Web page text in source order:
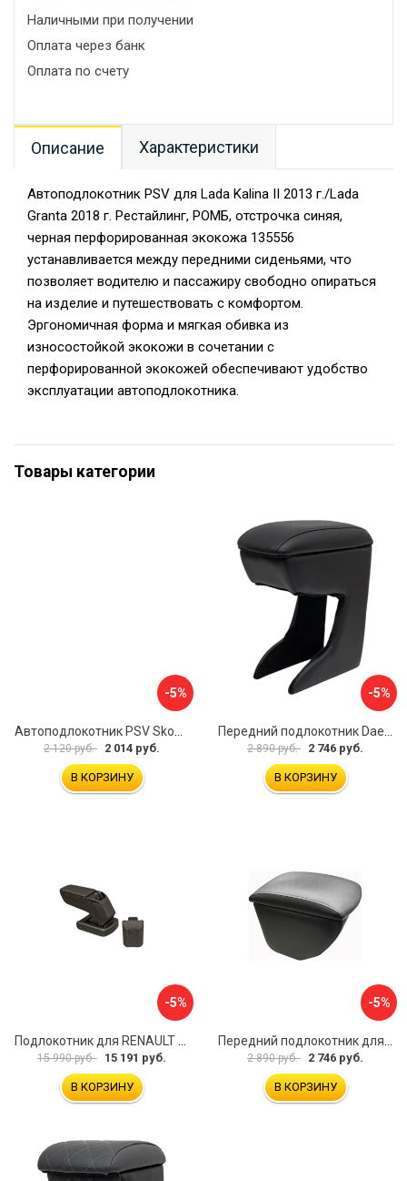
Наличными при получении
Оплата через банк
Оплата по счету
Описание Характеристики
Автоподлокотник PSV для Lada Kalina II 2013 г./Lada
Granta 2018 г. Рестайлинг, РОМБ, отстрочка синяя,
черная перфорированная экокожа 135556
устанавливается между передними сиденьями, что
позволяет водителю и пассажиру свободно опираться
на изделие и путешествовать с комфортом.
Эргономичная форма и мягкая обивка из
износостойкой экокожи в сочетании с
перфорированной экокожей обеспечивают удобство
эксплуатации автоподлокотника.
Товары категории
-5%
2 120 руб. 2 014 руб.
В КОРЗИНУ
-5%
2 890 руб. 2 746 руб.
В КОРЗИНУ
-5%
Подлокотник для RENAULT Kaptur 2017 г.в. armster 2 BLACK V00970
15 990 руб. 15 191 руб.
В КОРЗИНУ
-5%
Передний подлокотник для KIA Rio 4 2017-н.в. AVTOLIDER1 PP-KIA-Rio-4-02
2 890 руб. 2 746 руб.
В КОРЗИНУ